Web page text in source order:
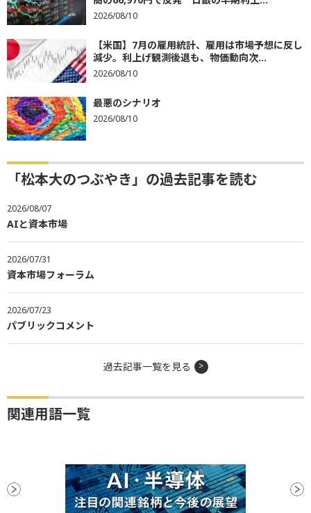
2026/08/10
【米国】7月の雇用統計、雇用は市場予想に反し
減少。利上げ観測後退も、物価動向次...
2026/08/10
最悪のシナリオ
2026/08/10
「松本大のつぶやき」の過去記事を読む
2026/08/07
AIと資本市場
2026/07/31
資本市場フォーラム
2026/07/23
パブリックコメント
過去記事一覧を見る
関連用語一覧